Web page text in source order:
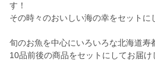
す！
その時々のおいしい海の幸をセットに
旬のお魚を中心にいろいろな北海道寿
10品前後の商品をセットにしてお届け